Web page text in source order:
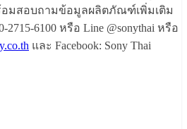
อมสอบถามข้อมูลผลิตภัณฑ์เพิ่มเติม
6100 หรือ Line @sonythai หรือ
และ Facebook: Sony Thai